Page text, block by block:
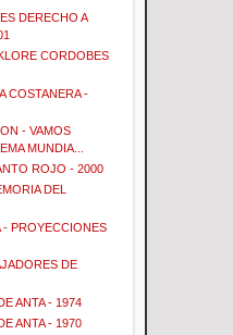
DERECHO A
CORDOBES
COSTANERA -
- VAMOS
MUNDIA...
ROJO - 2000
DEL
- PROYECCIONES
DE
ANTA - 1974
ANTA - 1970